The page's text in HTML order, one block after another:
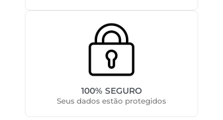
100% SEGURO
Seus dados estão protegidos